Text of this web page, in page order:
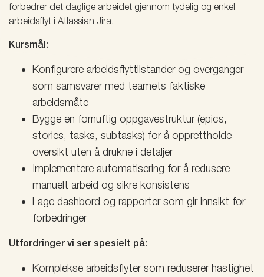
forbedrer det daglige arbeidet gjennom tydelig og enkel
arbeidsflyt i Atlassian Jira.
Kursmål:
Konfigurere arbeidsflyttilstander og overganger
som samsvarer med teamets faktiske
arbeidsmåte
Bygge en fornuftig oppgavestruktur (epics,
stories, tasks, subtasks) for å opprettholde
oversikt uten å drukne i detaljer
Implementere automatisering for å redusere
manuelt arbeid og sikre konsistens
Lage dashbord og rapporter som gir innsikt for
forbedringer
Utfordringer vi ser spesielt på:
Komplekse arbeidsflyter som reduserer hastighet